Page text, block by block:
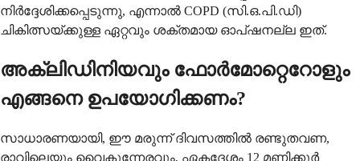
നിർദ്ദേശിക്കപ്പെടുന്നു, എന്നാൽ COPD (സി.ഒ.പി.ഡി)
ചികിത്സയ്ക്കുള്ള ഏറ്റവും ശക്തമായ ഓപ്ഷനല്ല ഇത്.
അക്ലിഡിനിയവും ഫോർമോറ്റെറോളും
എങ്ങനെ ഉപയോഗിക്കണം?
സാധാരണയായി, ഈ മരുന്ന് ദിവസത്തിൽ രണ്ടുതവണ,
രാവിലെയും വൈകുന്നേരവും, ഏകദേശം 12 മണിക്കൂർ